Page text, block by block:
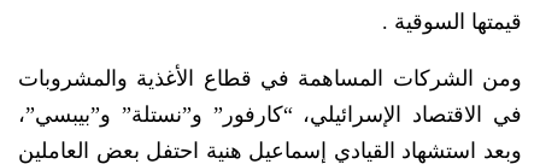
قيمتها السوقية .
ومن الشركات المساهمة في قطاع الأغذية والمشروبات
في الاقتصاد الإسرائيلي، “كارفور” و”نستلة” و”بيبسي”،
وبعد استشهاد القيادي إسماعيل هنية احتفل بعض العاملين